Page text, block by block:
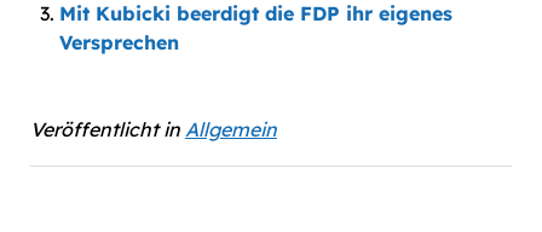
Mit Kubicki beerdigt die FDP ihr eigenes
Versprechen
Veröffentlicht in Allgemein